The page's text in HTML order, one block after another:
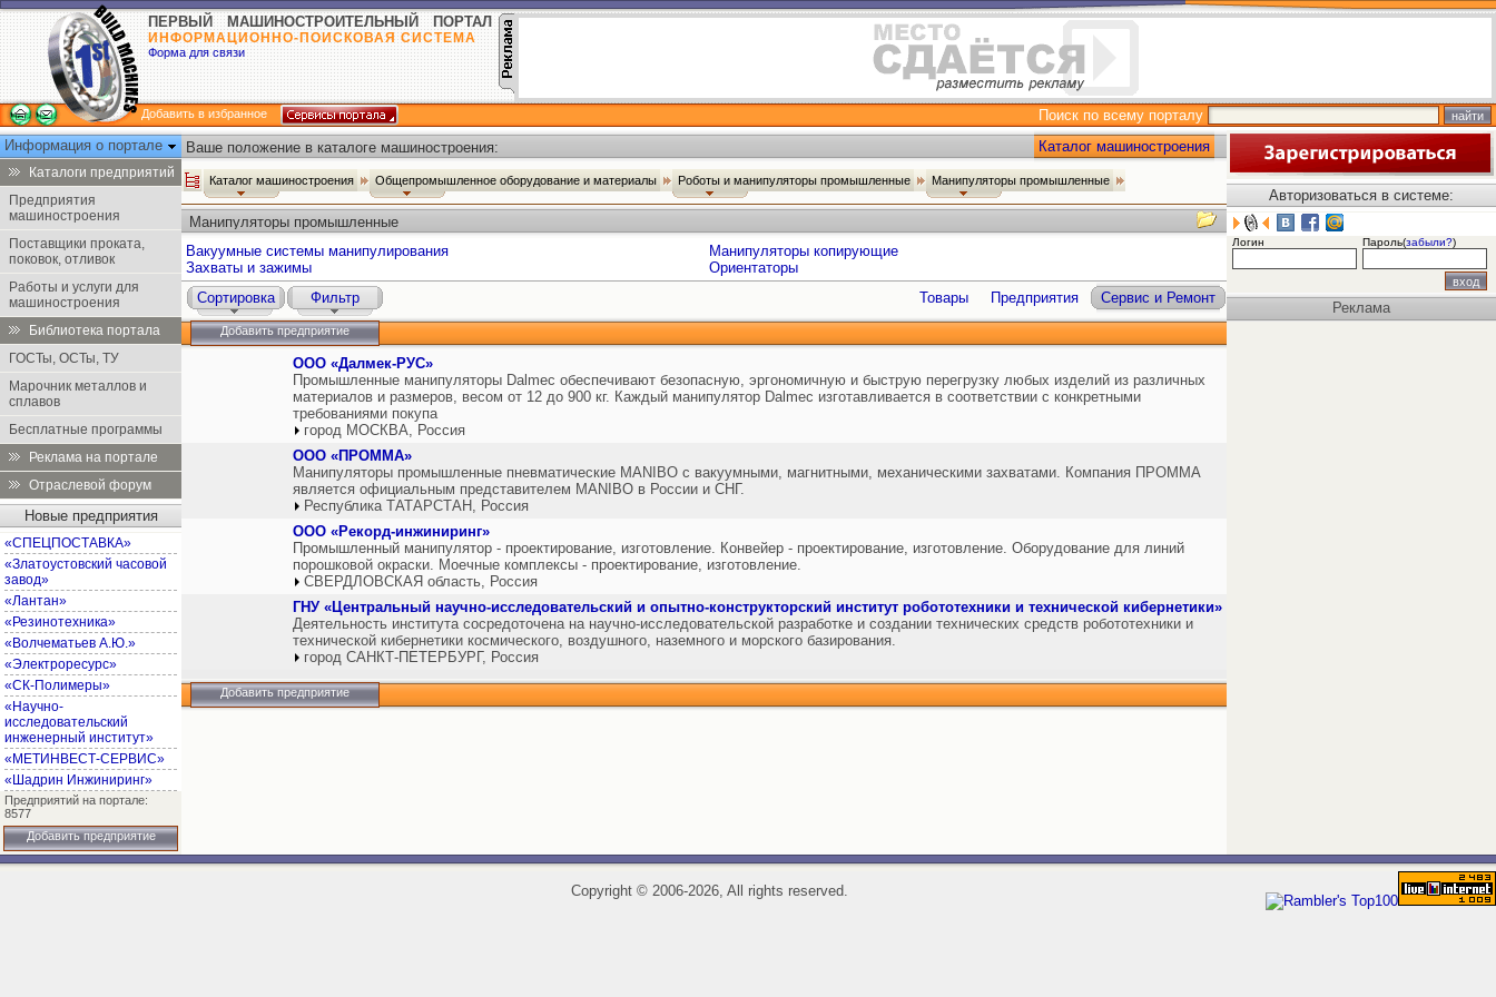
ПЕРВЫЙ МАШИНОСТРОИТЕЛЬНЫЙ ПОРТАЛ
ИНФОРМАЦИОННО-ПОИСКОВАЯ СИСТЕМА
Форма для связи
Добавить в избранное
Поиск по всему порталу
Информация о портале
Каталоги предприятий
Предприятия
машиностроения
Поставщики проката,
поковок, отливок
Работы и услуги для
машиностроения
Библиотека портала
ГОСТы, ОСТы, ТУ
Марочник металлов и
сплавов
Бесплатные программы
Реклама на портале
Отраслевой форум
Новые предприятия
«СПЕЦПОСТАВКА»
«Златоустовский часовой
завод»
«Лантан»
«Резинотехника»
«Волчематьев А.Ю.»
«Электроресурс»
«СК-Полимеры»
«Научно-
исследовательский
инженерный институт»
«МЕТИНВЕСТ-СЕРВИС»
«Шадрин Инжиниринг»
Предприятий на портале:
8577
Добавить предприятие
Ваше положение в каталоге машиностроения: Каталог машиностроения
Каталог машиностроения Общепромышленное оборудование и материалы Роботы и манипуляторы промышленные Манипуляторы промышленные
Манипуляторы промышленные
Вакуумные системы манипулирования
Захваты и зажимы
Манипуляторы копирующие
Ориентаторы
Сортировка
Фильтр Товары Предприятия Сервис и Ремонт
Добавить предприятие
ООО «Далмек-РУС»
Промышленные манипуляторы Dalmec обеспечивают безопасную, эргономичную и быструю перегрузку любых изделий из различных
материалов и размеров, весом от 12 до 900 кг. Каждый манипулятор Dalmec изготавливается в соответствии с конкретными
требованиями покупа
город МОСКВА, Россия
ООО «ПРОММА»
Манипуляторы промышленные пневматические MANIBO с вакуумными, магнитными, механическими захватами. Компания ПРОММА
является официальным представителем MANIBO в России и СНГ.
Республика ТАТАРСТАН, Россия
ООО «Рекорд-инжиниринг»
Промышленный манипулятор - проектирование, изготовление. Конвейер - проектирование, изготовление. Оборудование для линий
порошковой окраски. Моечные комплексы - проектирование, изготовление.
СВЕРДЛОВСКАЯ область, Россия
ГНУ «Центральный научно-исследовательский и опытно-конструкторский институт робототехники и технической кибернетики»
Деятельность института сосредоточена на научно-исследовательской разработке и создании технических средств робототехники и
технической кибернетики космического, воздушного, наземного и морского базирования.
город САНКТ-ПЕТЕРБУРГ, Россия
Добавить предприятие
Авторизоваться в системе:
Логин Пароль(забыли?)
Реклама
Copyright ©2006-2026, All rights reserved.